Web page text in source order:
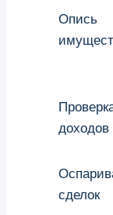
Опись
доходов
сделок